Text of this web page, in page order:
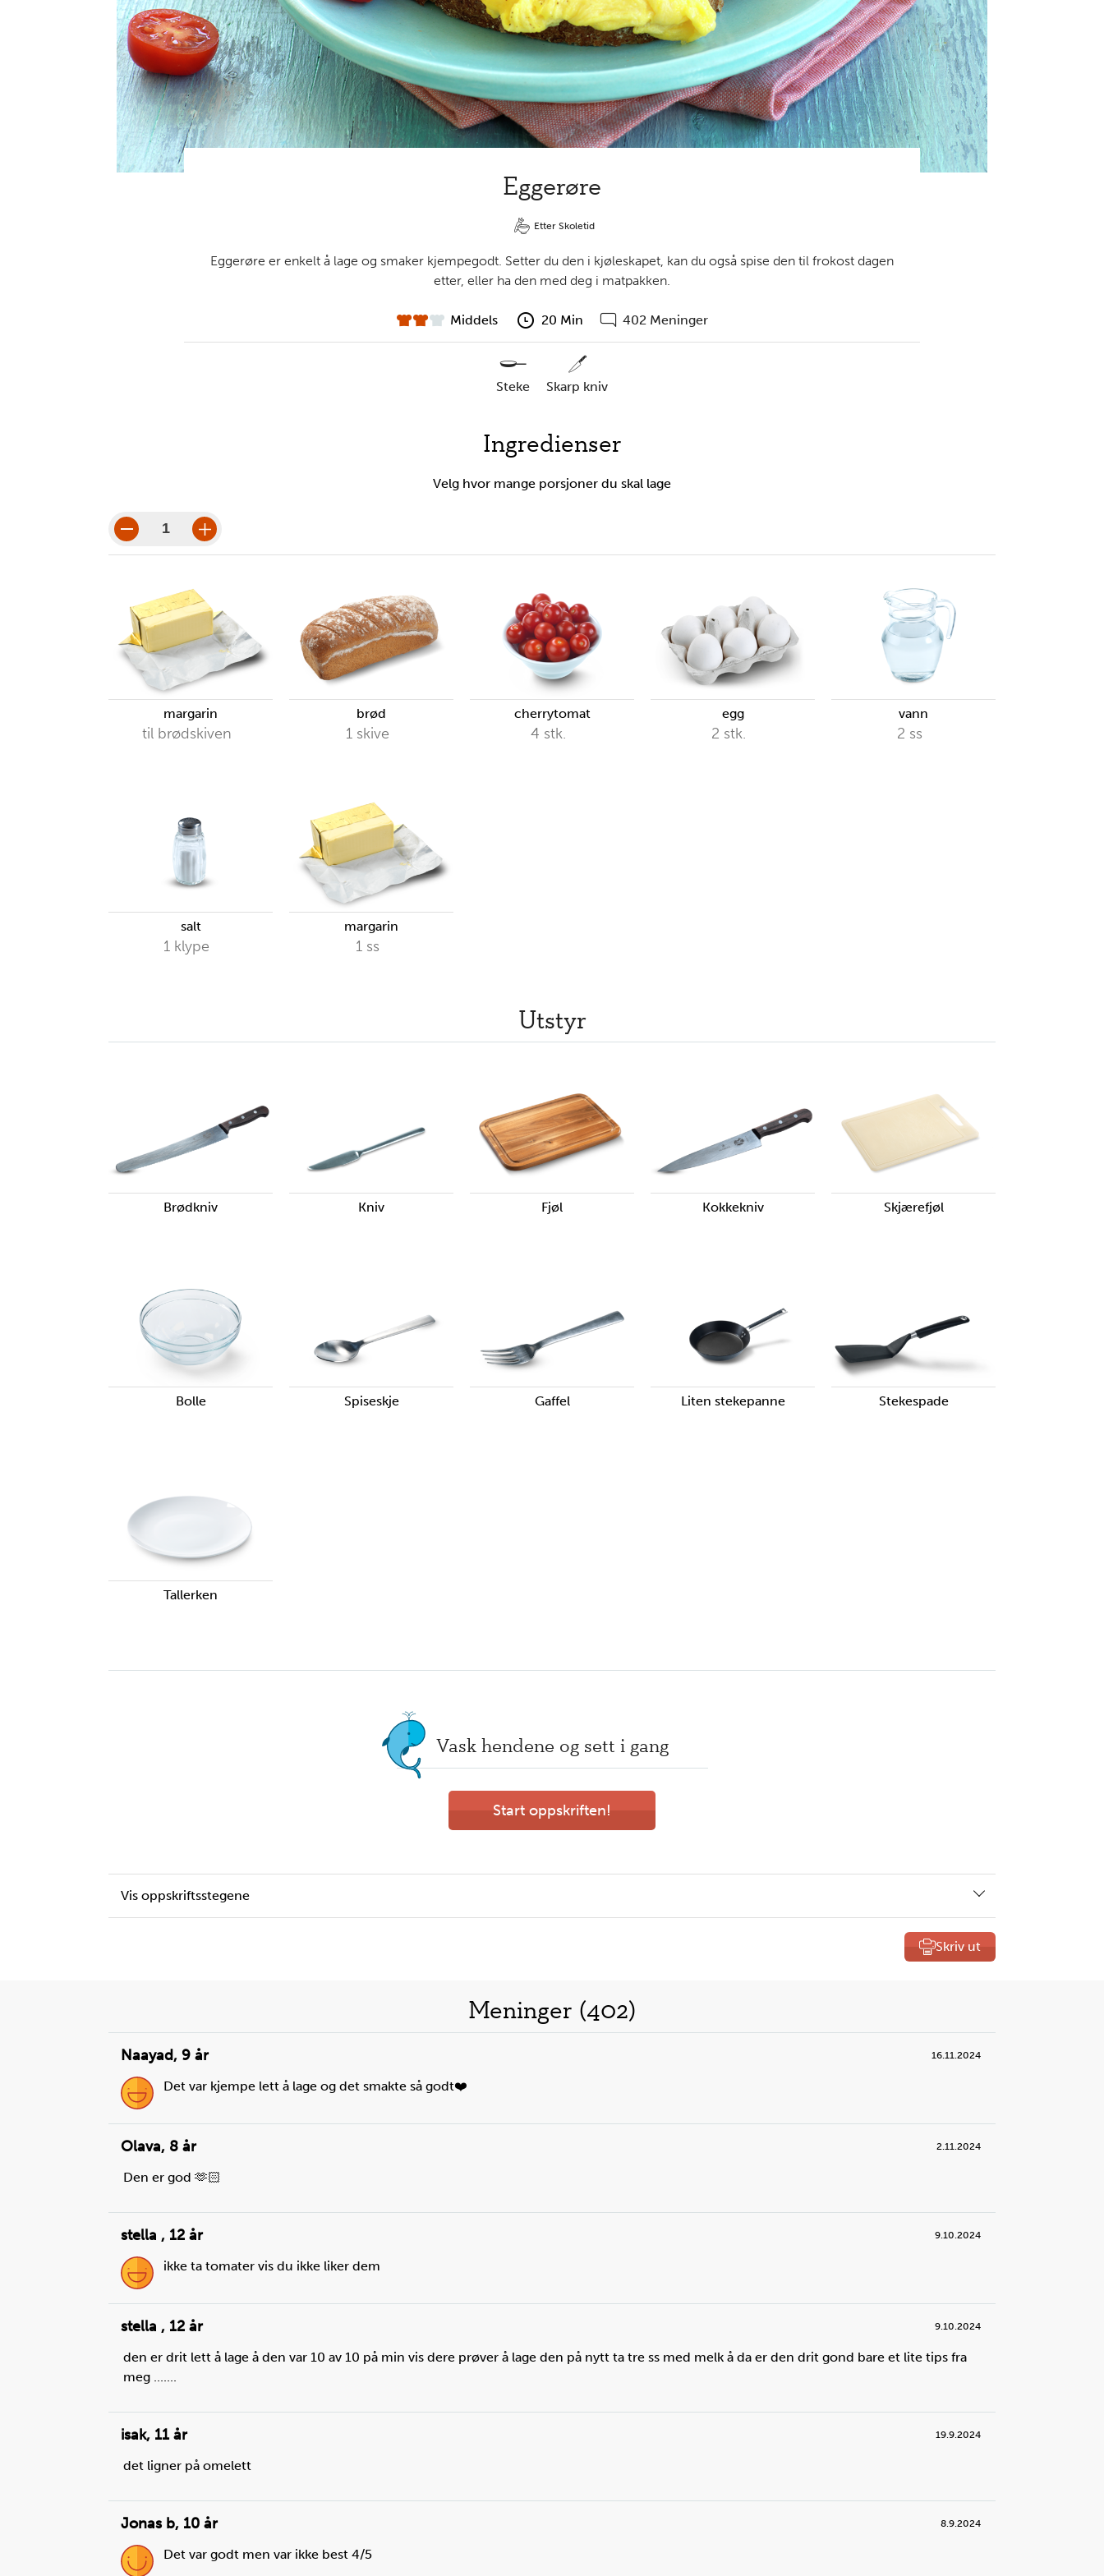
Eggerøre
Etter Skoletid
Eggerøre er enkelt å lage og smaker kjempegodt. Setter du den i kjøleskapet, kan du også spise den til frokost dagen
etter, eller ha den med deg i matpakken.
vanskelighet
Middels
forberedelsestid
20 Min
Gå
402 Meninger
steke skarp kniv
Ingredienser
Velg hvor mange porsjoner du skal lage
porsjoner
margarin
til brødskiven
brød
1 skive
cherrytomat
4 stk.
egg
2 stk.
vann
2 ss
salt
1 klype
margarin
1 ss
Utstyr
Brødkniv Kniv Fjøl Kokkekniv Skjærefjøl
Bolle Spiseskje Gaffel Liten stekepanne Stekespade
Tallerken
Vask hendene og sett i gang
Start oppskriften!
Vis oppskriftsstegene
Skriv ut
over
oppskrifter
Steg 1
Skjær brød og smør på margarin.
margarin:til brødskiven ,
Meninger (402)
Naayad, 9 år 16.11.2024
Det var kjempe lett å lage og det smakte så godt❤️
Olava, 8 år 2.11.2024
Den er god 🫶🏻
stella , 12 år 9.10.2024
ikke ta tomater vis du ikke liker dem
stella , 12 år 9.10.2024
den er drit lett å lage å den var 10 av 10 på min vis dere prøver å lage den på nytt ta tre ss med melk å da er den drit gond bare et lite tips fra
meg .......
isak, 11 år 19.9.2024
det ligner på omelett
Jonas b, 10 år 8.9.2024
Det var godt men var ikke best 4/5